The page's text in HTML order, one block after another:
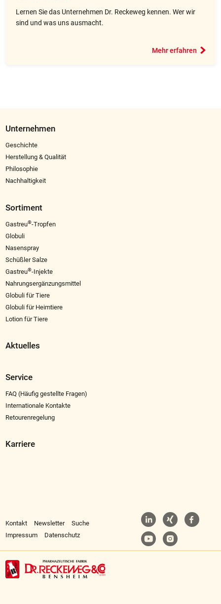
Lernen Sie das Unternehmen Dr. Reckeweg kennen. Wer wir
sind und was uns ausmacht.
Mehr erfahren
Unternehmen
Geschichte
Herstellung & Qualität
Philosophie
Nachhaltigkeit
Sortiment
Gastreu®-Tropfen
Globuli
Nasenspray
Schüßler Salze
Gastreu®-Injekte
Nahrungsergänzungsmittel
Globuli für Tiere
Globuli für Heimtiere
Lotion für Tiere
Aktuelles
Service
FAQ (Häufig gestellte Fragen)
Internationale Kontakte
Retourenregelung
Karriere
Kontakt Newsletter
Suche
Impressum
Datenschutz